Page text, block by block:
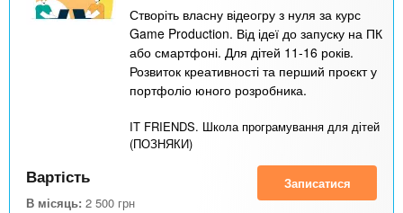
Створіть власну відеогру з нуля за курс
Game Production. Від ідеї до запуску на ПК
або смартфоні. Для дітей 11-16 років.
Розвиток креативності та перший проєкт у
портфоліо юного розробника.
IT FRIENDS. Школа програмування для дітей
(ПОЗНЯКИ)
Вартість
В місяць: 2 500 грн
Записатися